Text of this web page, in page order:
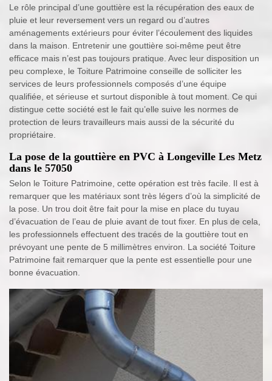
Le rôle principal d’une gouttière est la récupération des eaux de
pluie et leur reversement vers un regard ou d’autres
aménagements extérieurs pour éviter l’écoulement des liquides
dans la maison. Entretenir une gouttière soi-même peut être
efficace mais n’est pas toujours pratique. Avec leur disposition un
peu complexe, le Toiture Patrimoine conseille de solliciter les
services de leurs professionnels composés d’une équipe
qualifiée, et sérieuse et surtout disponible à tout moment. Ce qui
distingue cette société est le fait qu’elle suive les normes de
protection de leurs travailleurs mais aussi de la sécurité du
propriétaire.
La pose de la gouttière en PVC à Longeville Les Metz
dans le 57050
Selon le Toiture Patrimoine, cette opération est très facile. Il est à
remarquer que les matériaux sont très légers d’où la simplicité de
la pose. Un trou doit être fait pour la mise en place du tuyau
d’évacuation de l’eau de pluie avant de tout fixer. En plus de cela,
les professionnels effectuent des tracés de la gouttière tout en
prévoyant une pente de 5 millimètres environ. La société Toiture
Patrimoine fait remarquer que la pente est essentielle pour une
bonne évacuation.